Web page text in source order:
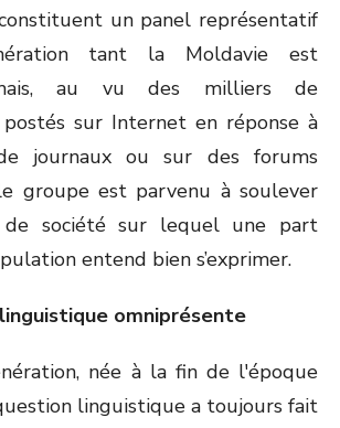
un panel représentatif
tant la Moldavie est
au vu des milliers de
postés sur Internet en réponse à
journaux ou sur des forums
groupe est parvenu à soulever
société sur lequel une part
entend bien s’exprimer.
omniprésente
née à la fin de l'époque
linguistique a toujours fait